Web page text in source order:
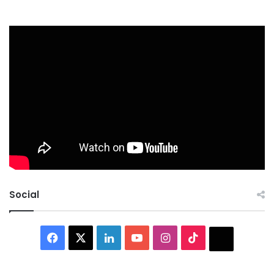
Social
Facebook LinkedInYouTubeInstagram